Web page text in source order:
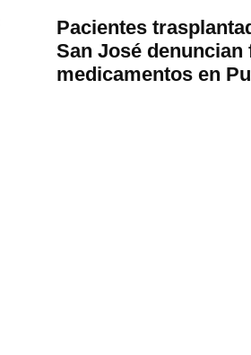
Pacientes
San José denuncian
medicamentos en